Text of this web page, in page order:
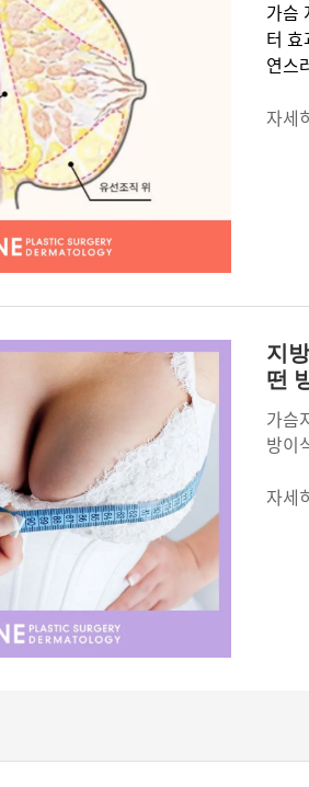
가슴
터
연스
벽
가
이
과
정
리
자세
지
떤
가슴
방이
방
이
식
가
슴
형
법
자세